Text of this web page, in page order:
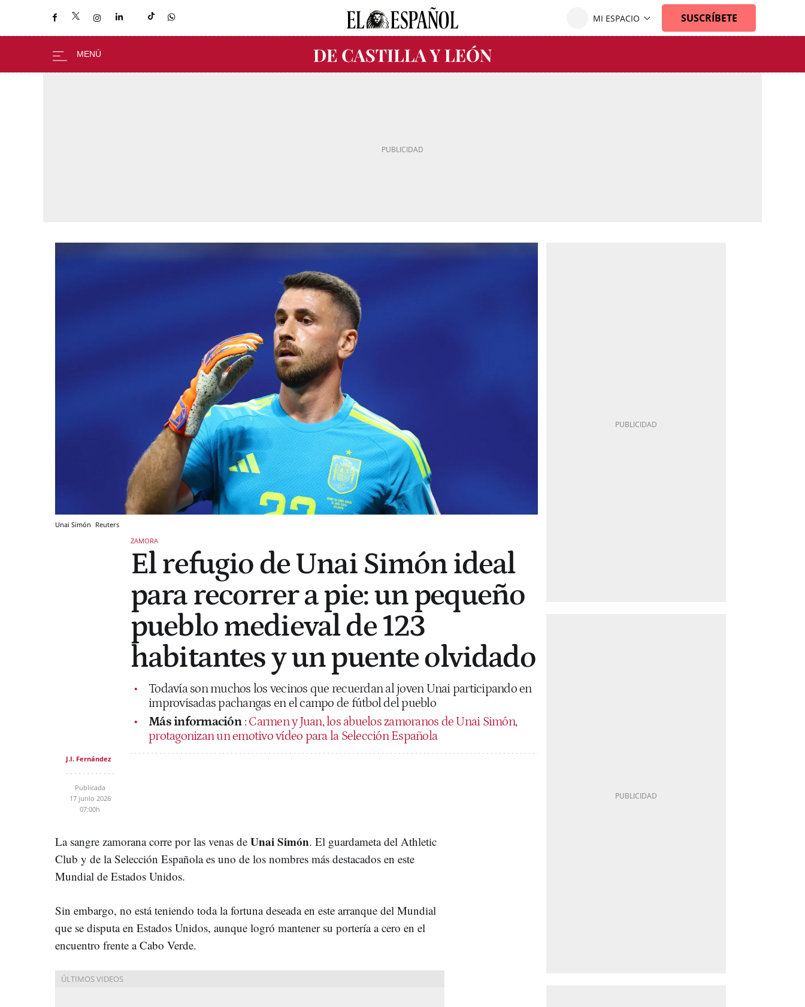
Unai Simón Reuters
ZAMORA
El refugio de Unai Simón ideal
para recorrer a pie: un pequeño
pueblo medieval de 123
habitantes y un puente olvidado
Todavía son muchos los vecinos que recuerdan al joven Unai participando en
improvisadas pachangas en el campo de fútbol del pueblo
Más información : Carmen y Juan, los abuelos zamoranos de Unai Simón,
protagonizan un emotivo vídeo para la Selección Española
J.I. Fernández
Publicada
17 junio 2026
07:00h
La sangre zamorana corre por las venas de Unai Simón. El guardameta del Athletic
Club y de la Selección Española es uno de los nombres más destacados en este
Mundial de Estados Unidos.
Sin embargo, no está teniendo toda la fortuna deseada en este arranque del Mundial
que se disputa en Estados Unidos, aunque logró mantener su portería a cero en el
encuentro frente a Cabo Verde.